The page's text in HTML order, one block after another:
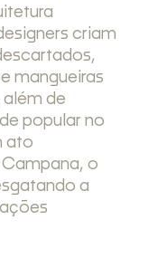
criam
mangueiras
além de
popular no
ato
o
a